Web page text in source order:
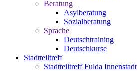
Beratung
Asylberatung
Sozialberatung
Sprache
Deutschtraining
Deutschkurse
Stadtteiltreff
Stadtteiltreff Fulda Innenstadt